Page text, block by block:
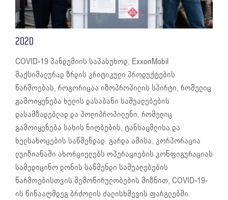
2020
COVID-19 პანდემიის საპასუხოდ, ExxonMobil
მაქსიმალურად ზრდის კრიტიკული პროდუქტების
წარმოებას, როგორიცაა იზოპროპილის სპირტი, რომელიც
გამოიყენება ხელის დასაბანი საშუალებების
დასამზადებლად და პოლიპროპილენი, რომელიც
გამოიყენება სახის ნიღბების, ტანსაცმლისა და
ხელსახოცების საწმენდად. გარდა ამისა, კორპორაცია
ლუიზიანაში ახორციელებს ოპერაციების კონფიგურაციას
სამედიცინო დონის საწმენდი საშუალებების
წარმოებისთვის შემოწირულობების მიზნით, COVID-19-
ის წინააღმდეგ ბრძოლის ძალისხმევის ფარგლებში.